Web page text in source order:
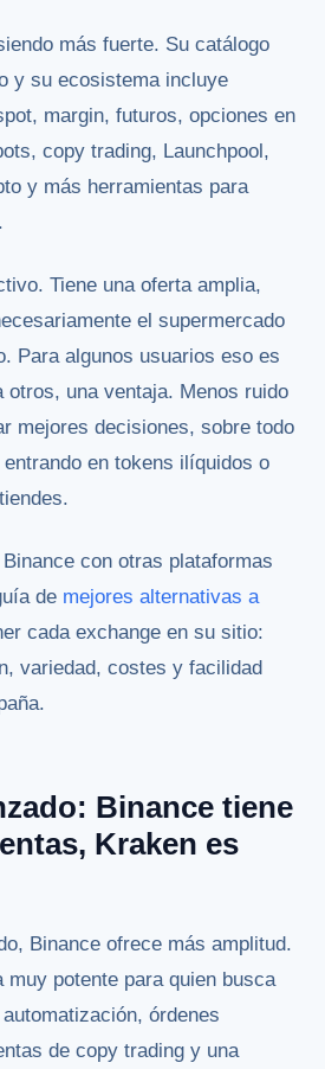
más fuerte. Su catálogo
y su ecosistema incluye
margin, futuros, opciones en
copy trading, Launchpool,
y más herramientas para
Tiene una oferta amplia,
el supermercado
Para algunos usuarios eso es
otros, una ventaja. Menos ruido
mejores decisiones, sobre todo
en tokens ilíquidos o
con otras plataformas
de mejores alternativas a
cada exchange en su sitio:
variedad, costes y facilidad
Binance tiene
Kraken es
Binance ofrece más amplitud.
muy potente para quien busca
órdenes
de copy trading y una